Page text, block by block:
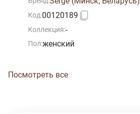
Код:00120189
Коллекция:-
Пол:женский
Посмотреть все